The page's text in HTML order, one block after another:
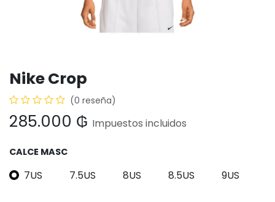
Nike Crop
(0 reseña)
285.000 ₲ Impuestos incluidos
CALCE MASC
7US 7.5US 8US 8.5US 9US